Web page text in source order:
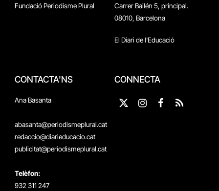
Fundació Periodisme Plural
Carrer Bailén 5, principal.
08010, Barcelona
El Diari de l'Educació
CONTACTA'NS
Ana Basanta
abasanta@periodismeplural.cat
redaccio@diarieducacio.cat
publicitat@periodismeplural.cat
Telèfon:
932 311 247
CONNECTA
X
InstagramFacebook
RSS